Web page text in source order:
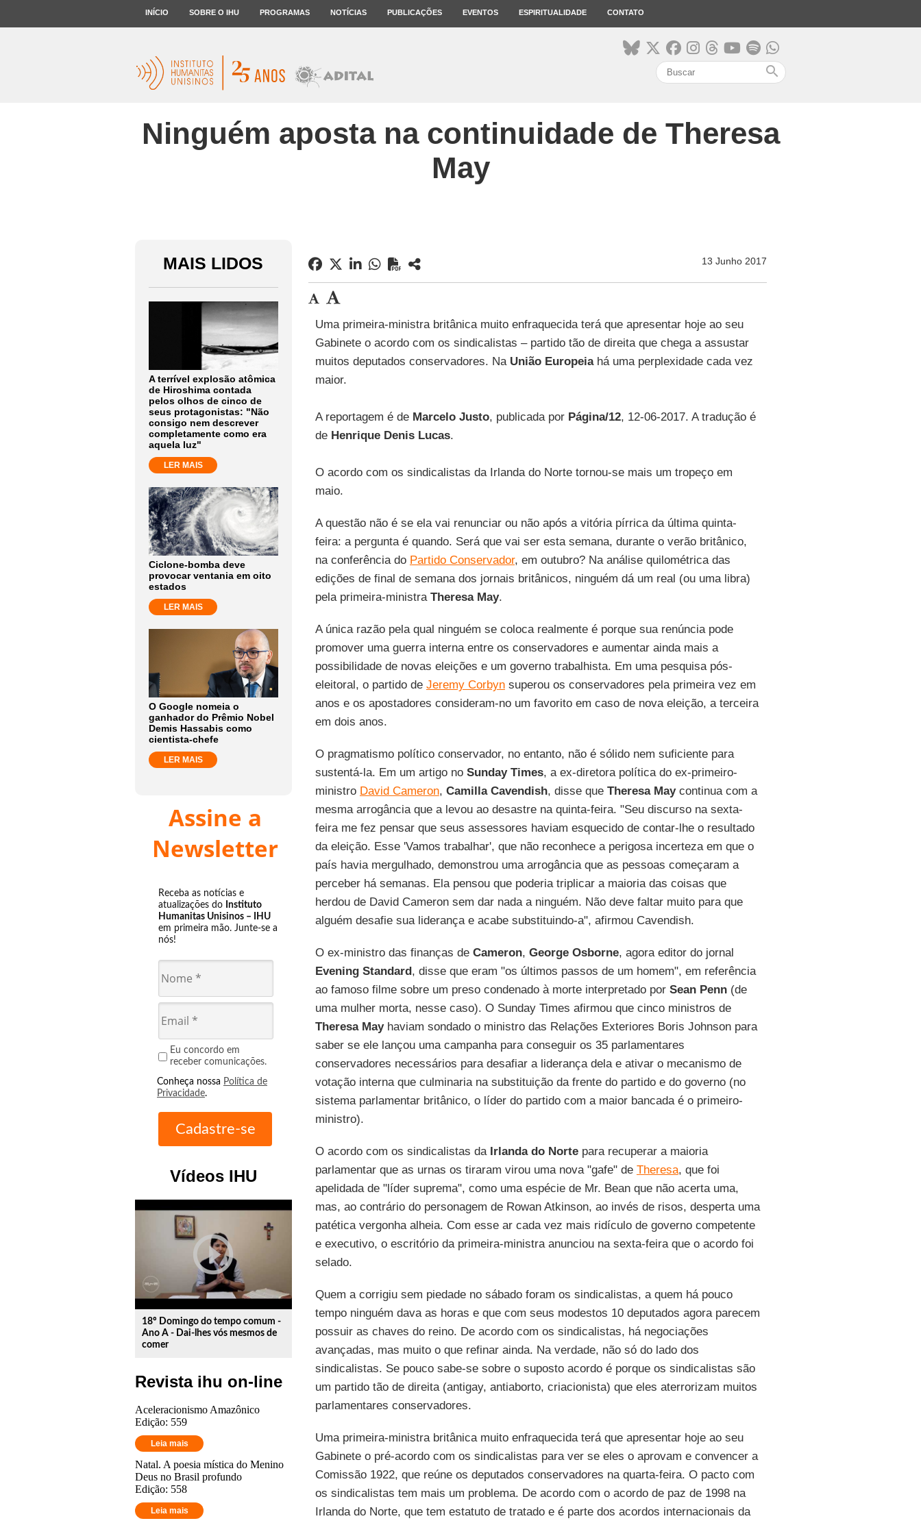
INÍCIO SOBRE O IHU PROGRAMAS NOTÍCIAS PUBLICAÇÕES EVENTOS ESPIRITUALIDADE CONTATO
search
Ninguém aposta na continuidade de Theresa
May
MAIS LIDOS
A terrível explosão atômica
de Hiroshima contada
pelos olhos de cinco de
seus protagonistas: "Não
consigo nem descrever
completamente como era
aquela luz"
LER MAIS
Ciclone-bomba deve
provocar ventania em oito
estados
LER MAIS
O Google nomeia o
ganhador do Prêmio Nobel
Demis Hassabis como
cientista-chefe
LER MAIS
Assine a
Newsletter
Receba as notícias e
atualizações do Instituto
Humanitas Unisinos – IHU
em primeira mão. Junte-se a
nós!
Eu concordo em
receber comunicações.
Conheça nossa Política de
Privacidade.
Vídeos IHU
play_circle_outline
18º Domingo do tempo comum -
Ano A - Dai-lhes vós mesmos de
comer
Revista ihu on-line
Aceleracionismo Amazônico
Edição: 559
Leia mais
Natal. A poesia mística do Menino
Deus no Brasil profundo
Edição: 558
Leia mais
13 Junho 2017
Uma primeira-ministra britânica muito enfraquecida terá que apresentar hoje ao seu
Gabinete o acordo com os sindicalistas – partido tão de direita que chega a assustar
muitos deputados conservadores. Na União Europeiahá uma perplexidade cada vez
maior.
A reportagem é de Marcelo Justo, publicada porPágina/12, 12-06-2017. A tradução é
deHenrique Denis Lucas.
O acordo com os sindicalistas da Irlanda do Norte tornou-se mais um tropeço em
maio.
A questão não é se ela vai renunciar ou não após a vitória pírrica da última quinta-
feira: a pergunta é quando. Será que vai ser esta semana, durante o verão britânico,
na conferência do Partido Conservador, em outubro? Na análise quilométrica das
edições de final de semana dos jornais britânicos, ninguém dá um real (ou uma libra)
pela primeira-ministra Theresa May.
A única razão pela qual ninguém se coloca realmente é porque sua renúncia pode
promover uma guerra interna entre os conservadores e aumentar ainda mais a
possibilidade de novas eleições e um governo trabalhista. Em uma pesquisa pós-
eleitoral, o partido de Jeremy Corbynsuperou os conservadores pela primeira vez em
anos e os apostadores consideram-no um favorito em caso de nova eleição, a terceira
em dois anos.
O pragmatismo político conservador, no entanto, não é sólido nem suficiente para
sustentá-la. Em um artigo no Sunday Times, a ex-diretora política do ex-primeiro-
ministro David Cameron, Camilla Cavendish, disse que Theresa Maycontinua com a
mesma arrogância que a levou ao desastre na quinta-feira. "Seu discurso na sexta-
feira me fez pensar que seus assessores haviam esquecido de contar-lhe o resultado
da eleição. Esse 'Vamos trabalhar', que não reconhece a perigosa incerteza em que o
país havia mergulhado, demonstrou uma arrogância que as pessoas começaram a
perceber há semanas. Ela pensou que poderia triplicar a maioria das coisas que
herdou de David Cameron sem dar nada a ninguém. Não deve faltar muito para que
alguém desafie sua liderança e acabe substituindo-a", afirmou Cavendish.
O ex-ministro das finanças de Cameron, George Osborne, agora editor do jornal
Evening Standard, disse que eram "os últimos passos de um homem", em referência
ao famoso filme sobre um preso condenado à morte interpretado por Sean Penn(de
uma mulher morta, nesse caso). O Sunday Times afirmou que cinco ministros de
Theresa Mayhaviam sondado o ministro das Relações Exteriores Boris Johnson para
saber se ele lançou uma campanha para conseguir os 35 parlamentares
conservadores necessários para desafiar a liderança dela e ativar o mecanismo de
votação interna que culminaria na substituição da frente do partido e do governo (no
sistema parlamentar britânico, o líder do partido com a maior bancada é o primeiro-
ministro).
O acordo com os sindicalistas da Irlanda do Nortepara recuperar a maioria
parlamentar que as urnas os tiraram virou uma nova "gafe" de Theresa, que foi
apelidada de "líder suprema", como uma espécie de Mr. Bean que não acerta uma,
mas, ao contrário do personagem de Rowan Atkinson, ao invés de risos, desperta uma
patética vergonha alheia. Com esse ar cada vez mais ridículo de governo competente
e executivo, o escritório da primeira-ministra anunciou na sexta-feira que o acordo foi
selado.
Quem a corrigiu sem piedade no sábado foram os sindicalistas, a quem há pouco
tempo ninguém dava as horas e que com seus modestos 10 deputados agora parecem
possuir as chaves do reino. De acordo com os sindicalistas, há negociações
avançadas, mas muito o que refinar ainda. Na verdade, não só do lado dos
sindicalistas. Se pouco sabe-se sobre o suposto acordo é porque os sindicalistas são
um partido tão de direita (antigay, antiaborto, criacionista) que eles aterrorizam muitos
parlamentares conservadores.
Uma primeira-ministra britânica muito enfraquecida terá que apresentar hoje ao seu
Gabinete o pré-acordo com os sindicalistas para ver se eles o aprovam e convencer a
Comissão 1922, que reúne os deputados conservadores na quarta-feira. O pacto com
os sindicalistas tem mais um problema. De acordo com o acordo de paz de 1998 na
Irlanda do Norte, que tem estatuto de tratado e é parte dos acordos internacionais da